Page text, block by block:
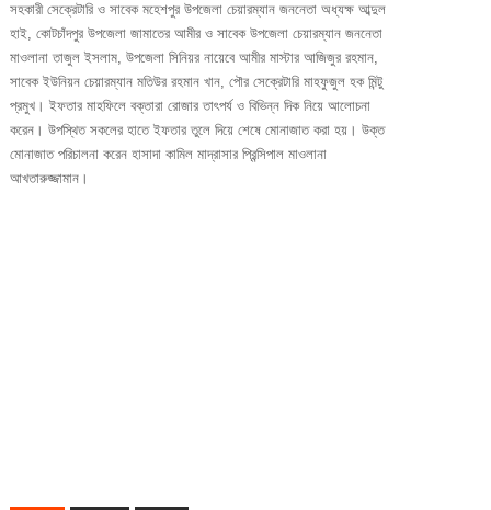
সহকারী সেক্রেটারি ও সাবেক মহেশপুর উপজেলা চেয়ারম্যান জননেতা অধ্যক্ষ আব্দুল
হাই, কোটচাঁদপুর উপজেলা জামাতের আমীর ও সাবেক উপজেলা চেয়ারম্যান জননেতা
মাওলানা তাজুল ইসলাম, উপজেলা সিনিয়র নায়েবে আমীর মাস্টার আজিজুর রহমান,
সাবেক ইউনিয়ন চেয়ারম্যান মতিউর রহমান খান, পৌর সেক্রেটারি মাহফুজুল হক মিন্টু
প্রমুখ। ইফতার মাহফিলে বক্তারা রোজার তাৎপর্য ও বিভিন্ন দিক নিয়ে আলোচনা
করেন। উপস্থিত সকলের হাতে ইফতার তুলে দিয়ে শেষে মোনাজাত করা হয়। উক্ত
মোনাজাত পরিচালনা করেন হাসাদা কামিল মাদ্রাসার প্রিন্সিপাল মাওলানা
আখতারুজ্জামান।